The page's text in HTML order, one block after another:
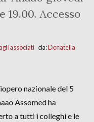
19.00. Accesso
associatida:Donatella
nazionale del 5
Assomed ha
a tutti i colleghi e le